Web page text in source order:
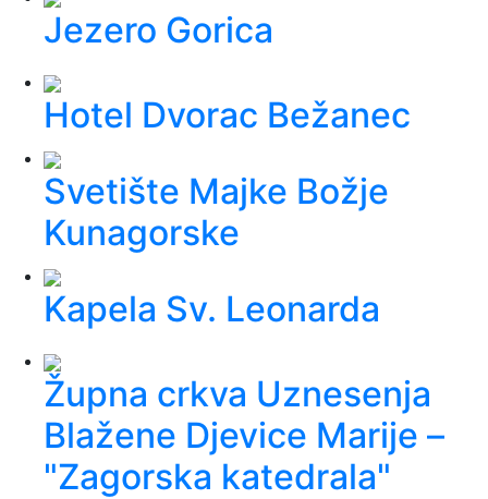
Jezero Gorica
Hotel Dvorac Bežanec
Svetište Majke Božje
Kunagorske
Kapela Sv. Leonarda
Župna crkva Uznesenja
Blažene Djevice Marije –
"Zagorska katedrala"